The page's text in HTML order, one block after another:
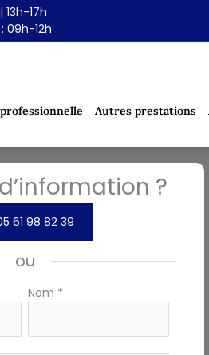
17h
09h-12h
Autres prestations
?
61 98 82 39
ou
Nom *